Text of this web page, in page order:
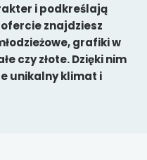
i podkreślają
znajdziesz
grafiki w
czy złote. Dzięki nim
unikalny klimat i